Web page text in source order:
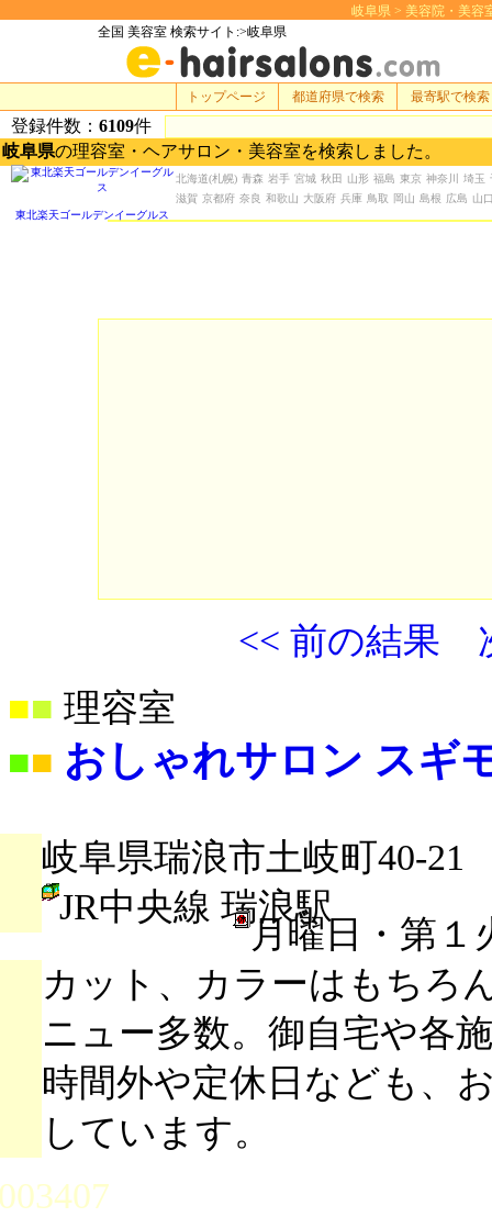
岐阜県 > 美容院・美容
全国 美容室 検索サイト:>岐阜県
登録件数： 6109件
岐阜県の理容室・ヘアサロン・美容室を検索しました。
<< 前の結果
■ 理容室
■■ おしゃれサロン スギ
岐阜県瑞浪市土岐町40-21
JR中央線 瑞浪駅
月曜日・第１
カット、カラーはもちろ
ニュー多数。御自宅や各
時間外や定休日なども、
しています。
北海道(札幌) 青森 岩手 宮城 秋田 山形 福島 東京 神奈川 埼玉
滋賀 京都府 奈良 和歌山 大阪府 兵庫 鳥取 岡山 島根 広島 山
トップページ 都道府県で検索 最寄駅で検索
東北楽天ゴールデンイーグルス